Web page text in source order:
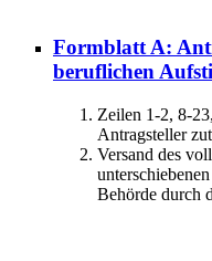
Formblatt A:
beruflichen
Zeilen 1-2, 8-
Antragsteller
Versand des
Behörde durch